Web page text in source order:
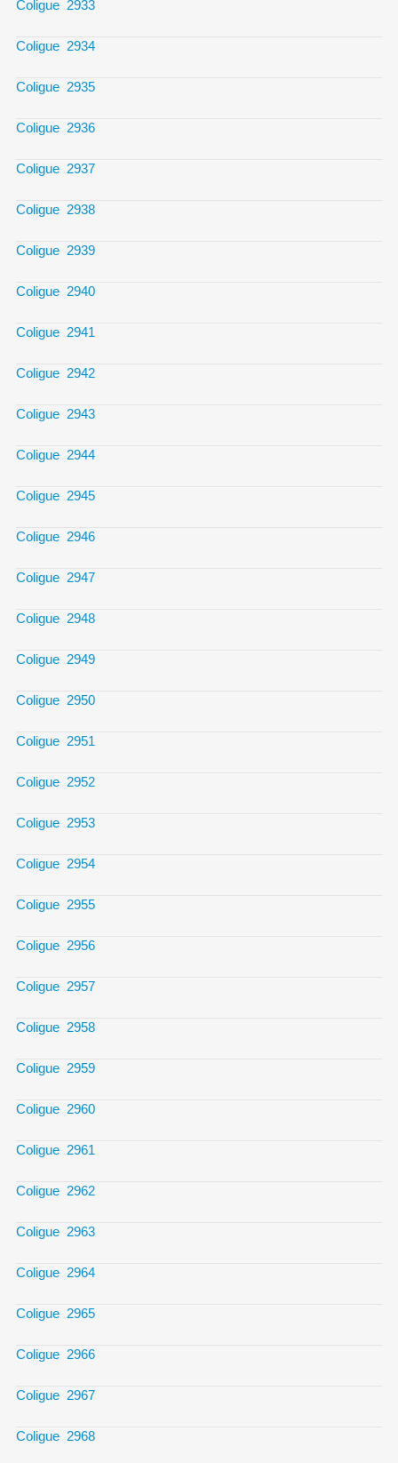
Coligue 2933
Coligue 2934
Coligue 2935
Coligue 2936
Coligue 2937
Coligue 2938
Coligue 2939
Coligue 2940
Coligue 2941
Coligue 2942
Coligue 2943
Coligue 2944
Coligue 2945
Coligue 2946
Coligue 2947
Coligue 2948
Coligue 2949
Coligue 2950
Coligue 2951
Coligue 2952
Coligue 2953
Coligue 2954
Coligue 2955
Coligue 2956
Coligue 2957
Coligue 2958
Coligue 2959
Coligue 2960
Coligue 2961
Coligue 2962
Coligue 2963
Coligue 2964
Coligue 2965
Coligue 2966
Coligue 2967
Coligue 2968